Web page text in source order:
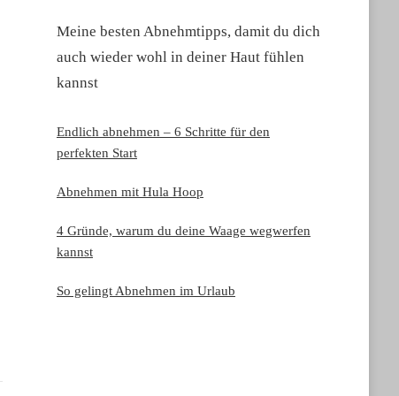
Meine besten Abnehmtipps, damit du dich
auch wieder wohl in deiner Haut fühlen
kannst
Endlich abnehmen – 6 Schritte für den
perfekten Start
Abnehmen mit Hula Hoop
4 Gründe, warum du deine Waage wegwerfen
kannst
So gelingt Abnehmen im Urlaub